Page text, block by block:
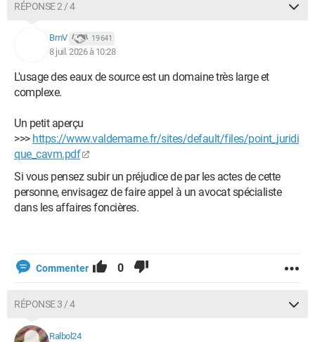
RÉPONSE 2 / 4
BmV 19 641
8 juil. 2026 à 10:28
L'usage des eaux de source est un domaine très large et
complexe.
Un petit aperçu
>>> https://www.valdemarne.fr/sites/default/files/point_juridi
que_cavm.pdf
Si vous pensez subir un préjudice de par les actes de cette
personne, envisagez de faire appel à un avocat spécialiste
dans les affaires foncières.
Commenter 0
RÉPONSE 3 / 4
Ralbol24